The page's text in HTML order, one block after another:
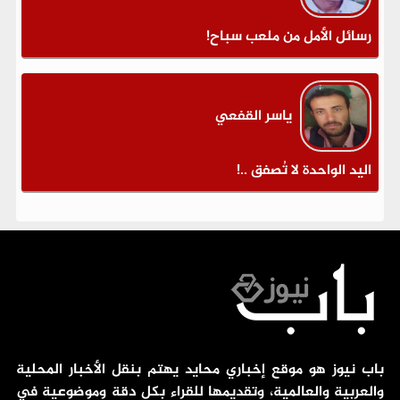
رسائل الأمل من ملعب سباح!
ياسر القفعي
اليد الواحدة لا تُصفق ..!
باب نيوز هو موقع إخباري محايد يهتم بنقل الأخبار المحلية
والعربية والعالمية، وتقديمها للقراء بكل دقة وموضوعية في